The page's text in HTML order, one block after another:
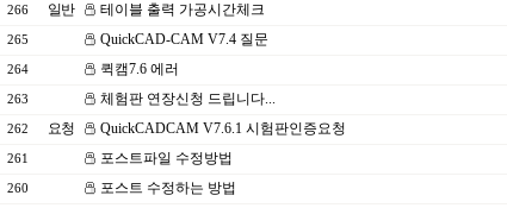
266 일반 테이블 출력 가공시간체크
265 QuickCAD-CAM V7.4 질문
264 퀵캠7.6 에러
263 체험판 연장신청 드립니다...
262 요청 QuickCADCAM V7.6.1 시험판인증요청
261 포스트파일 수정방법
260 포스트 수정하는 방법